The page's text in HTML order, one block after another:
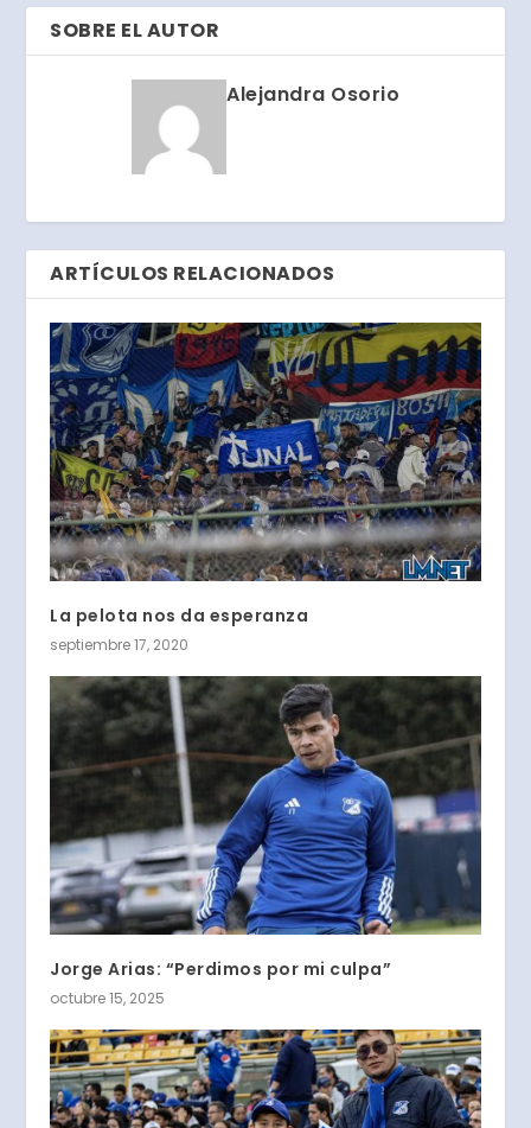
SOBRE EL AUTOR
Alejandra Osorio
ARTÍCULOS RELACIONADOS
La pelota nos da esperanza
septiembre 17, 2020
Jorge Arias: “Perdimos por mi culpa”
octubre 15, 2025